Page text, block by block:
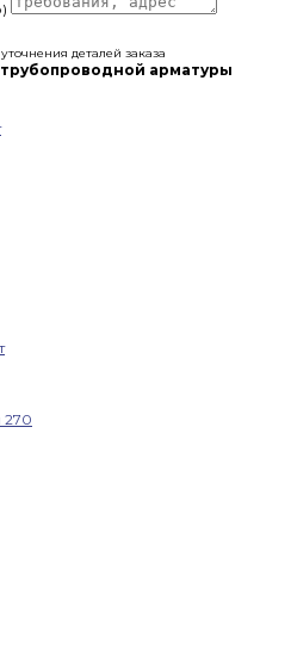
деталей заказа
арматуры
270